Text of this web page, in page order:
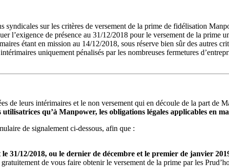
sur les critères de versement de la prime de fidélisation
l’exigence de présence au 31/12/2018 pour le versement de la prime
étant en mission au 14/12/2018, sous réserve bien sûr des autres
uniquement pénalisés par les nombreuses fermetures
de leurs intérimaires et le non versement qui en découle de la part de
qu’à Manpower, les obligations légales applicables en
de signalement ci-dessous, afin que :
31/12/2018, ou le dernier de décembre et le premier de janvier
de vous faire obtenir le versement de la prime par les